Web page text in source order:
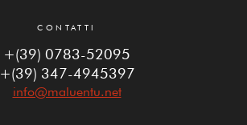
CONTATTI
+(39) 0783-52095
+(39) 347-4945397
info@maluentu.net